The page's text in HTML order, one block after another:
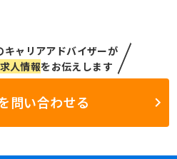
キャリアアドバイザーが
人情報をお伝えします
問い合わせる